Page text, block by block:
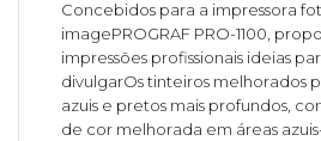
Concebidos para a impressora
imagePROGRAF PRO-1100,
impressões profissionais ideias
divulgarOs tinteiros melhorados
azuis e pretos mais profundos,
de cor melhorada em áreas